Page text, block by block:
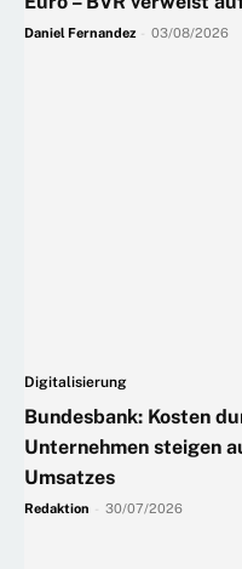
Daniel Fernandez 03/08/2026
Digitalisierung
Bundesbank: Kosten
Unternehmen steigen
Umsatzes
Redaktion 30/07/2026